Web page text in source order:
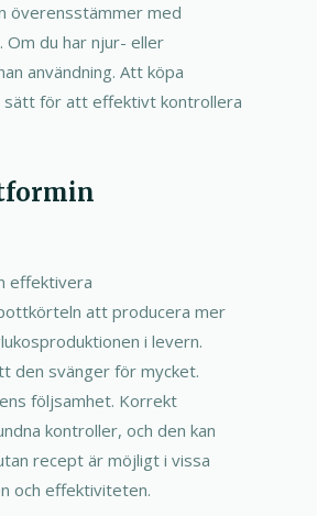
överensstämmer med
Om du har njur- eller
användning. Att köpa
sätt för att effektivt kontrollera
effektivera
att producera mer
i levern.
den svänger för mycket.
följsamhet. Korrekt
kontroller, och den kan
recept är möjligt i vissa
och effektiviteten.